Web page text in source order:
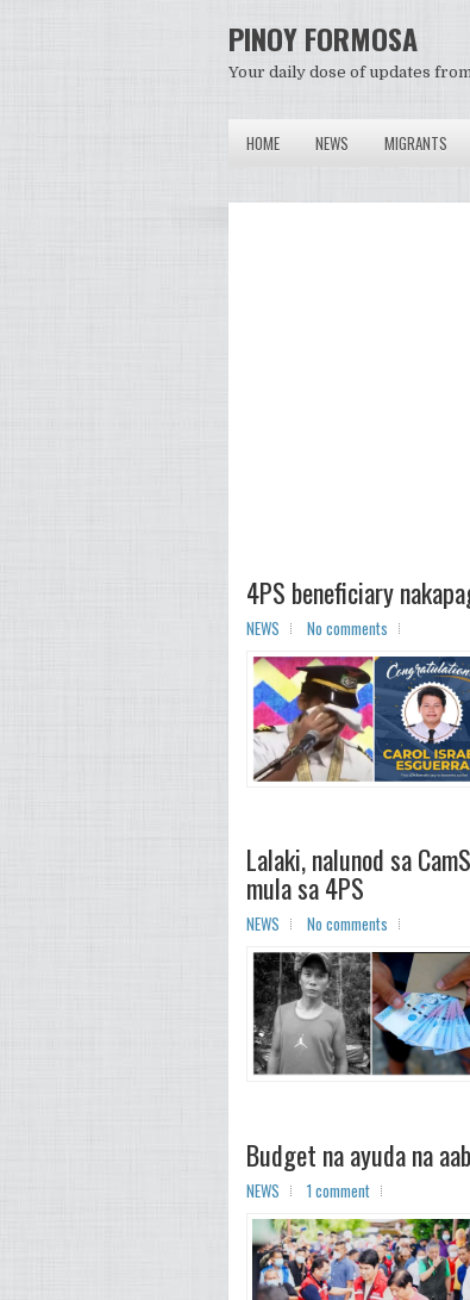
PINOY FORMOSA
Your daily dose of updates
HOME NEWS MIGRANTS
4PS beneficiary
NEWS No comments
Lalaki, nalunod sa
mula sa 4PS
NEWS No comments
Budget na ayuda na
NEWS 1 comment